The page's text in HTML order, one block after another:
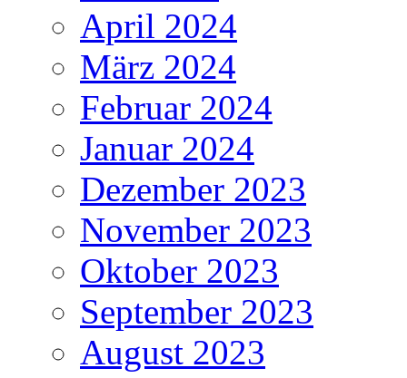
April 2024
März 2024
Februar 2024
Januar 2024
Dezember 2023
November 2023
Oktober 2023
September 2023
August 2023